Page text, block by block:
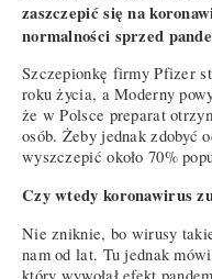
zaszczepić się na
normalności sprzed
Szczepionkę firmy Pfizer
roku życia, a Moderny
że w Polsce preparat
osób. Żeby jednak zdobyć
wyszczepić około 70%
Czy wtedy koronawirus
Nie zniknie, bo wirusy
nam od lat. Tu jednak